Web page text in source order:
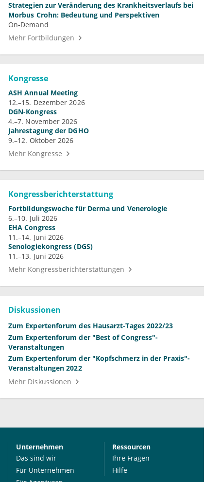
Strategien zur Veränderung des Krankheitsverlaufs bei
Morbus Crohn: Bedeutung und Perspektiven
On-Demand
Mehr Fortbildungen
Kongresse
ASH Annual Meeting
12.–15. Dezember 2026
DGN-Kongress
4.–7. November 2026
Jahrestagung der DGHO
9.–12. Oktober 2026
Mehr Kongresse
Kongressberichterstattung
Fortbildungswoche für Derma und Venerologie
6.–10. Juli 2026
EHA Congress
11.–14. Juni 2026
Senologiekongress (DGS)
11.–13. Juni 2026
Mehr Kongressberichterstattungen
Diskussionen
Zum Expertenforum des Hausarzt-Tages 2022/23
Zum Expertenforum der "Best of Congress"-
Veranstaltungen
Zum Expertenforum der "Kopfschmerz in der Praxis"-
Veranstaltungen 2022
Mehr Diskussionen
Unternehmen
Das sind wir
Für Unternehmen
Ressourcen
Ihre Fragen
Hilfe